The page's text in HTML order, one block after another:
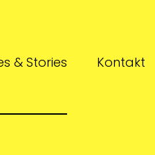
& Stories Kontakt